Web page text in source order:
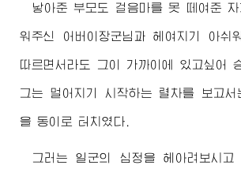
낳아준 부모도 걸음마를 못 떼여준 자
워주신 어버이장군님 과 헤여지기 아쉬
따르면서라도 그이 가까이에 있고싶어
그는 멀어지기 시작하는 렬차를 보고
을 동이로 터치였다.
그러는 일군의 심정을 헤아려보시고